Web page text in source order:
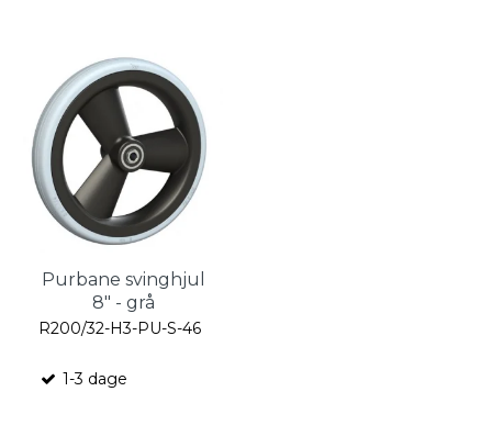
Purbane svinghjul
8" - grå
R200/32-H3-PU-S-46
1-3 dage